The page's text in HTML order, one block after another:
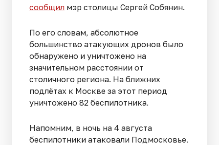
сообщил мэр столицы Сергей Собянин.
По его словам, абсолютное
большинство атакующих дронов было
обнаружено и уничтожено на
значительном расстоянии от
столичного региона. На ближних
подлётах к Москве за этот период
уничтожено 82 беспилотника.
Напомним, в ночь на 4 августа
беспилотники атаковали Подмосковье.